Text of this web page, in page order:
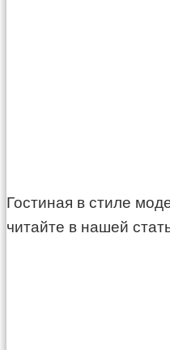
Гостиная в стиле
читайте в нашей